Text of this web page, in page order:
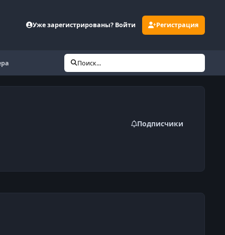
Уже зарегистрированы? Войти Регистрация
Поиск...
Подписчики